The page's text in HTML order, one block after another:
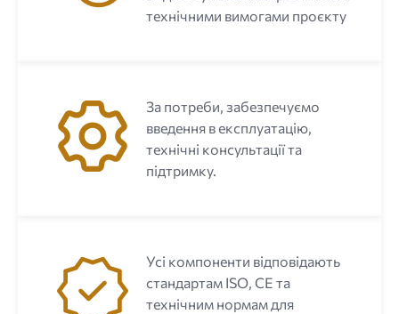
технічними вимогами проєкту
За потреби, забезпечуємо
введення в експлуатацію,
технічні консультації та
підтримку.
Усі компоненти відповідають
стандартам ISO, CE та
технічним нормам для